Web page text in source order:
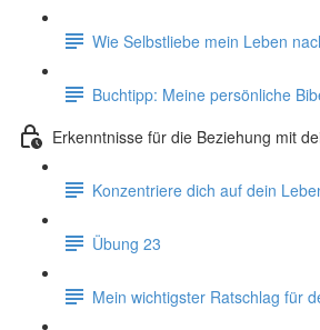
Wie Selbstliebe mein Leben
Buchtipp: Meine persönliche
Erkenntnisse für die Beziehung mit
Konzentriere dich auf dein
Übung 23
Mein wichtigster Ratschlag für